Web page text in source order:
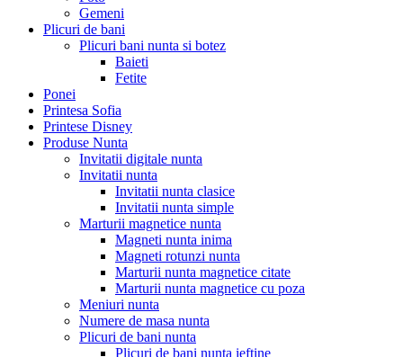
Gemeni
Plicuri de bani
Plicuri bani nunta si botez
Baieti
Fetite
Ponei
Printesa Sofia
Printese Disney
Produse Nunta
Invitatii digitale nunta
Invitatii nunta
Invitatii nunta clasice
Invitatii nunta simple
Marturii magnetice nunta
Magneti nunta inima
Magneti rotunzi nunta
Marturii nunta magnetice citate
Marturii nunta magnetice cu poza
Meniuri nunta
Numere de masa nunta
Plicuri de bani nunta
Plicuri de bani nunta ieftine